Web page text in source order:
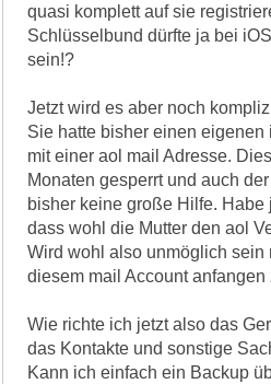
quasi komplett auf sie
Schlüsselbund dürfte ja bei
sein!?
Jetzt wird es aber noch
Sie hatte bisher einen
mit einer aol mail Adresse.
Monaten gesperrt und auch
bisher keine große Hilfe. Habe
dass wohl die Mutter den aol
Wird wohl also unmöglich sein
diesem mail Account anfangen
Wie richte ich jetzt also das
das Kontakte und sonstige
Kann ich einfach ein Backup